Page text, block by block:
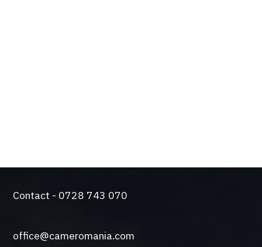
Contact - 0728 743 070
office@cameromania.com